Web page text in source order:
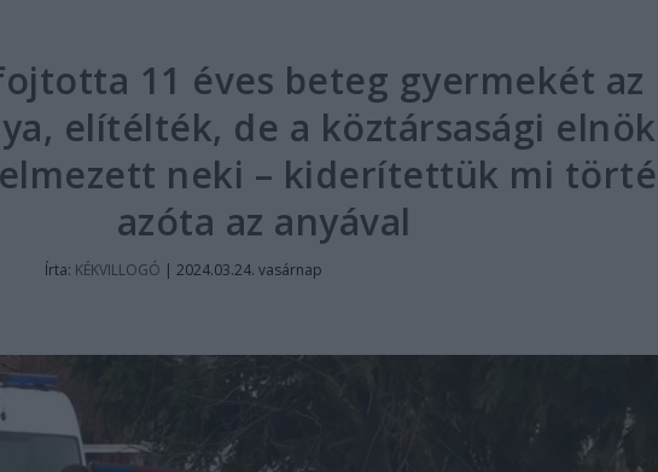
11 éves beteg gyermekét az
elítélték, de a köztársasági elnök
neki – kiderítettük mi
azóta az anyával
Írta: KÉKVILLOGÓ |2024.03.24. vasárnap